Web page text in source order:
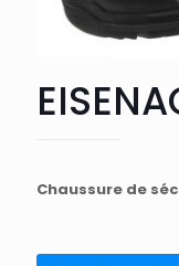
Chaussure de